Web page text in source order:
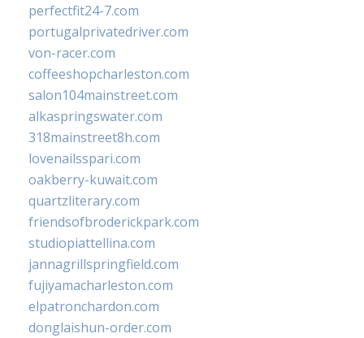
perfectfit24-7.com
portugalprivatedriver.com
von-racer.com
coffeeshopcharleston.com
salon104mainstreet.com
alkaspringswater.com
318mainstreet8h.com
lovenailsspari.com
oakberry-kuwait.com
quartzliterary.com
friendsofbroderickpark.com
studiopiattellina.com
jannagrillspringfield.com
fujiyamacharleston.com
elpatronchardon.com
donglaishun-order.com